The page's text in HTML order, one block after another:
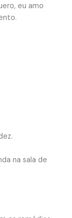
eu amo
na sala de